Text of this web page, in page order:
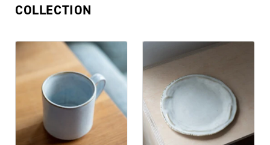
COLLECTION